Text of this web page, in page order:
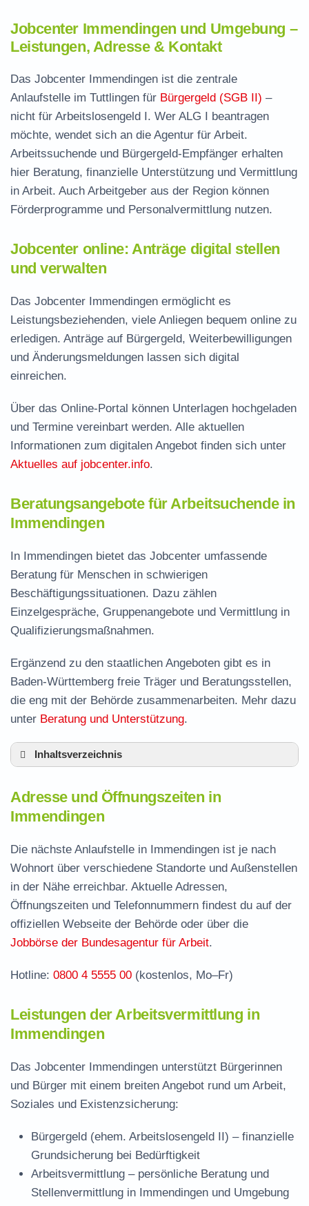
Jobcenter Immendingen und Umgebung –
Leistungen, Adresse & Kontakt
Das Jobcenter Immendingen ist die zentrale
Anlaufstelle im Tuttlingen für Bürgergeld (SGB II) –
nicht für Arbeitslosengeld I. Wer ALG I beantragen
möchte, wendet sich an die Agentur für Arbeit.
Arbeitssuchende und Bürgergeld-Empfänger erhalten
hier Beratung, finanzielle Unterstützung und Vermittlung
in Arbeit. Auch Arbeitgeber aus der Region können
Förderprogramme und Personalvermittlung nutzen.
Jobcenter online: Anträge digital stellen
und verwalten
Das Jobcenter Immendingen ermöglicht es
Leistungsbeziehenden, viele Anliegen bequem online zu
erledigen. Anträge auf Bürgergeld, Weiterbewilligungen
und Änderungsmeldungen lassen sich digital
einreichen.
Über das Online-Portal können Unterlagen hochgeladen
und Termine vereinbart werden. Alle aktuellen
Informationen zum digitalen Angebot finden sich unter
Aktuelles auf jobcenter.info.
Beratungsangebote für Arbeitsuchende in
Immendingen
In Immendingen bietet das Jobcenter umfassende
Beratung für Menschen in schwierigen
Beschäftigungssituationen. Dazu zählen
Einzelgespräche, Gruppenangebote und Vermittlung in
Qualifizierungsmaßnahmen.
Ergänzend zu den staatlichen Angeboten gibt es in
Baden-Württemberg freie Träger und Beratungsstellen,
die eng mit der Behörde zusammenarbeiten. Mehr dazu
unter Beratung und Unterstützung.
Inhaltsverzeichnis
Leistungen der Arbeitsvermittlung in
Immendingen
Termin vereinbaren und Bürgergeld beantragen
Jobcenter Tuttlingen – zuständige Stelle
Häufige Fragen rund ums Jobcenter
Adresse und Öffnungszeiten in
Immendingen
Die nächste Anlaufstelle in Immendingen ist je nach
Wohnort über verschiedene Standorte und Außenstellen
in der Nähe erreichbar. Aktuelle Adressen,
Öffnungszeiten und Telefonnummern findest du auf der
offiziellen Webseite der Behörde oder über die
Jobbörse der Bundesagentur für Arbeit.
Hotline: 0800 4 5555 00 (kostenlos, Mo–Fr)
Leistungen der Arbeitsvermittlung in
Immendingen
Das Jobcenter Immendingen unterstützt Bürgerinnen
und Bürger mit einem breiten Angebot rund um Arbeit,
Soziales und Existenzsicherung:
Bürgergeld (ehem. Arbeitslosengeld II) – finanzielle
Grundsicherung bei Bedürftigkeit
Arbeitsvermittlung – persönliche Beratung und
Stellenvermittlung in Immendingen und Umgebung